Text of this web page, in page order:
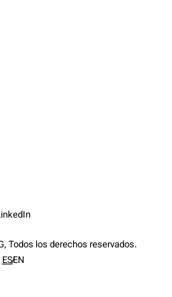
Todos los derechos reservados.
ESEN